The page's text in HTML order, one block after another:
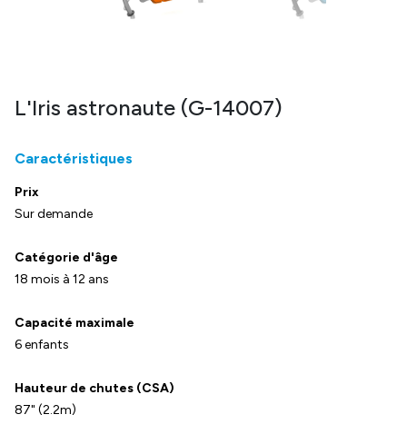
L'Iris astronaute (G-14007)
Caractéristiques
Prix
Sur demande
Catégorie d'âge
18 mois à 12 ans
Capacité maximale
6 enfants
Hauteur de chutes (CSA)
87" (2.2m)